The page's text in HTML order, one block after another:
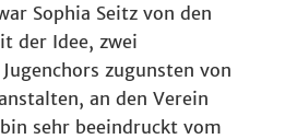
Sophia Seitz von den
der Idee, zwei
zugunsten von
an den Verein
sehr beeindruckt vom